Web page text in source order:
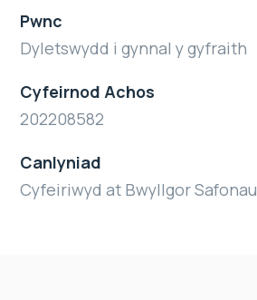
Pwnc
Dyletswydd i gynnal y gyfraith
Cyfeirnod Achos
202208582
Canlyniad
Cyfeiriwyd at Bwyllgor Safonau